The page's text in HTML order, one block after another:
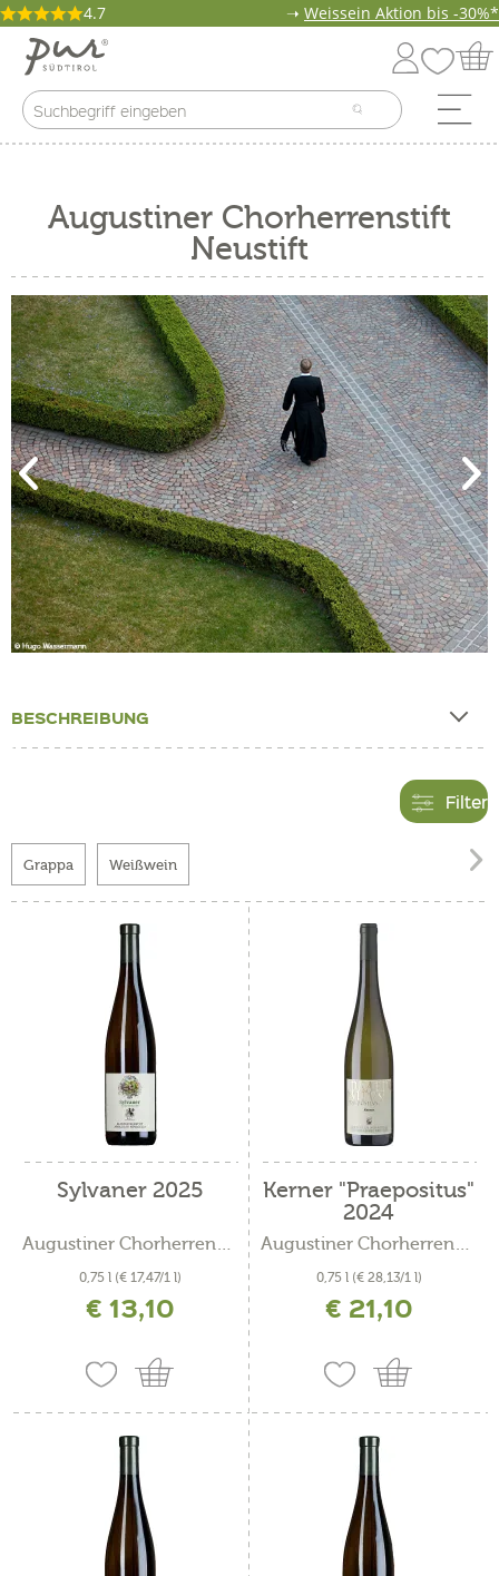
4.7 ➝ Weissein Aktion bis -30%*
Augustiner Chorherrenstift
Neustift
BESCHREIBUNG
Filter
Grappa Weißwein 
Sylvaner 2025
Augustiner Chorherrenstift...
0,75 l (€ 17,47/1 l)
€ 13,10
Kerner "Praepositus"
2024
Augustiner Chorherrenstift...
0,75 l (€ 28,13/1 l)
€ 21,10